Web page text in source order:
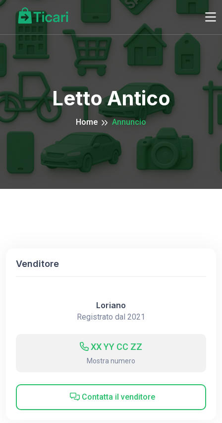
Letto Antico
Home Annuncio
Venditore
Loriano
Registrato dal 2021
XX YY CC ZZ
Mostra numero
Contatta il venditore